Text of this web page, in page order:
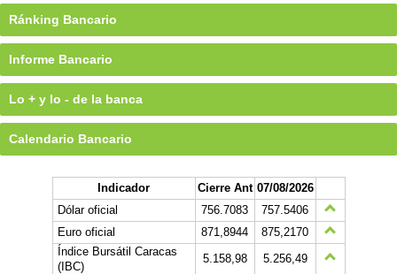
Ránking Bancario
Informe Bancario
Lo + y lo - de la banca
Calendario Bancario
Indicador Cierre Ant 07/08/2026
Dólar oficial
756.7083
757.5406
Euro oficial
871,8944
875,2170
Índice Bursátil Caracas
(IBC)
5.158,98
5.256,49